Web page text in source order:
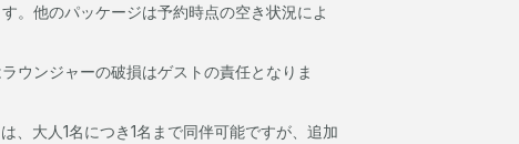
。他のパッケージは予約時点の空き状況によ
ウンジャーの破損はゲストの責任となりま
、大人1名につき1名まで同伴可能ですが、追加